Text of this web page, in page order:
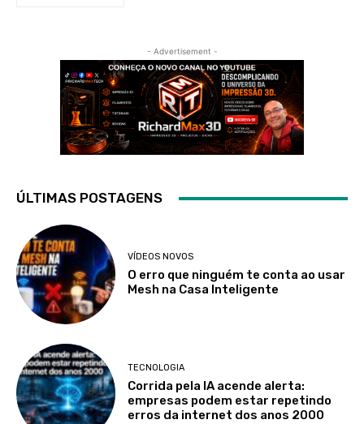
- Advertisement -
ÚLTIMAS POSTAGENS
VÍDEOS NOVOS
O erro que ninguém te conta ao usar
Mesh na Casa Inteligente
TECNOLOGIA
Corrida pela IA acende alerta:
empresas podem estar repetindo
erros da internet dos anos 2000